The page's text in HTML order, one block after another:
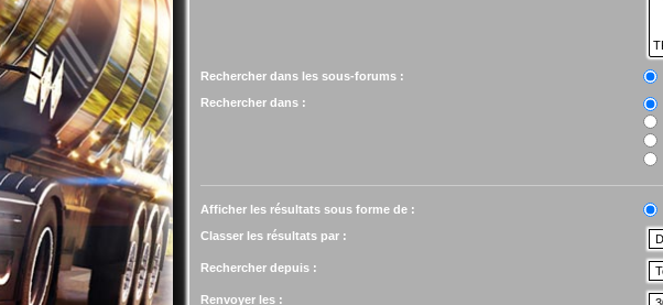
Rechercher dans les sous-forums :
Rechercher dans :
Afficher les résultats sous forme de :
Classer les résultats par :
Rechercher depuis :
Renvoyer les :